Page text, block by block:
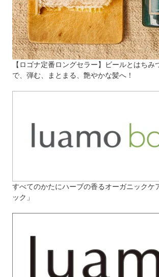
【ロゴナ定番ロングセラー】ビールとはちみ
で、弾む、まとまる、艶やかな髪へ！
すべてのかたにハーブの香るオーガニックケ
ック」